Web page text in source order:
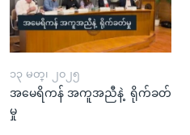
၁၃ မတ္၊ ၂၀၂၅
အမေရိကန် အကူအညီနဲ့ ရိုက်ခတ်
မှု